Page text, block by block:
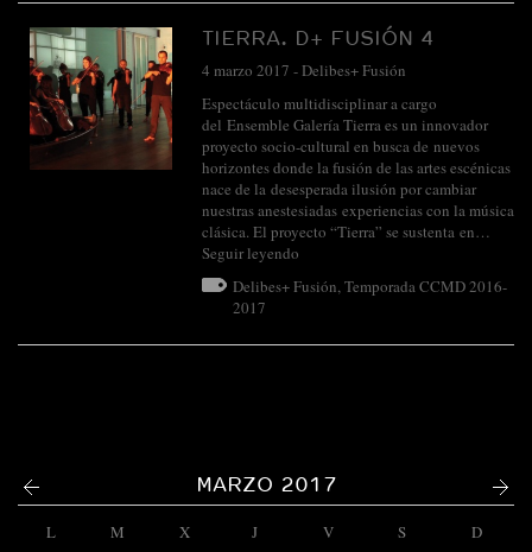
TIERRA. D+ FUSIÓN 4
4 marzo 2017 -Delibes+ Fusión
Espectáculo multidisciplinar a cargo
del Ensemble Galería Tierra es un innovador
proyecto socio-cultural en busca de nuevos
horizontes donde la fusión de las artes escénicas
nace de la desesperada ilusión por cambiar
nuestras anestesiadas experiencias con la música
clásica. El proyecto “Tierra” se sustenta en…
Seguir leyendo
Delibes+ Fusión,Temporada CCMD 2016-
2017
MARZO 2017
L M X J V S
D